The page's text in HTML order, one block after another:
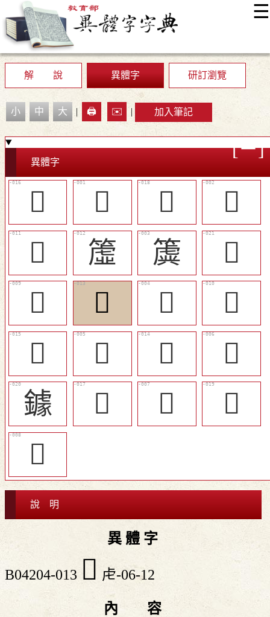
☰
最新消息
顯示模式
網站導覽
EN
解 說
異體字 研訂瀏覽
小 中 大 | 🖨️ ✉️ | 加入筆記
異體字
󸣢 𣚛 󸣤
𣝛
󸣞
𥲤 簴
󸣦
󸣜
󸣟 𧆾
󸣝
󸣡
𧇆 󸣠
𧇽
鐻
󸣣 𨮗
󸣥
𨯼
說 明
異 體 字
B04204-013 󸣟 虍-06-12
內 容